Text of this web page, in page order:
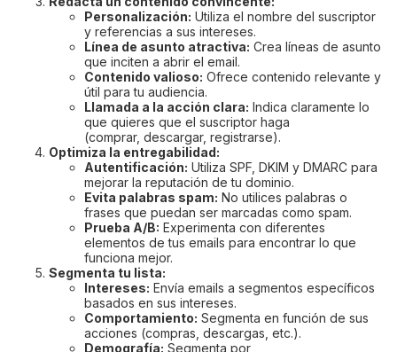
Personalización: Utiliza el nombre del suscriptor
y referencias a sus intereses.
Línea de asunto atractiva: Crea líneas de asunto
que inciten a abrir el email.
Contenido valioso: Ofrece contenido relevante y
útil para tu audiencia.
Llamada a la acción clara: Indica claramente lo
que quieres que el suscriptor haga
(comprar, descargar, registrarse).
Optimiza la entregabilidad:
Autentificación: Utiliza SPF, DKIM y DMARC para
mejorar la reputación de tu dominio.
Evita palabras spam: No utilices palabras o
frases que puedan ser marcadas como spam.
Prueba A/B: Experimenta con diferentes
elementos de tus emails para encontrar lo que
funciona mejor.
Segmenta tu lista:
Intereses: Envía emails a segmentos específicos
basados en sus intereses.
Comportamiento: Segmenta en función de sus
acciones (compras, descargas, etc.).
Demografía: Segmenta por